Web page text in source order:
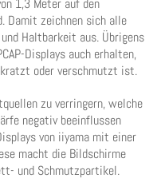
1,3 Meter auf den
Damit zeichnen sich alle
Haltbarkeit aus. Übrigens
Displays auch erhalten,
oder verschmutzt ist.
zu verringern, welche
negativ beeinflussen
von iiyama mit einer
macht die Bildschirme
und Schmutzpartikel.